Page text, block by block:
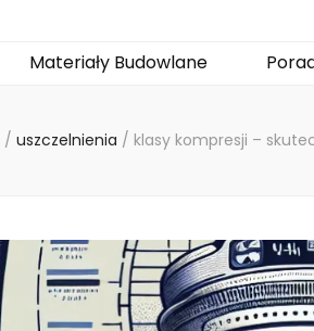
Materiały Budowlane
/ uszczelnienia / klasy kompresji –